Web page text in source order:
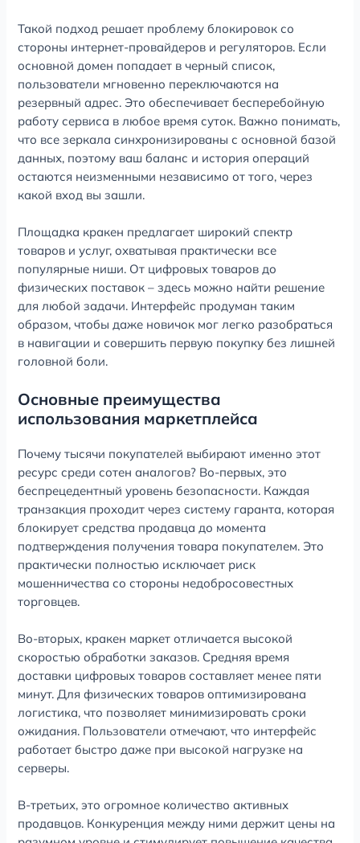
Такой подход решает проблему блокировок со
стороны интернет-провайдеров и регуляторов. Если
основной домен попадает в черный список,
пользователи мгновенно переключаются на
резервный адрес. Это обеспечивает бесперебойную
работу сервиса в любое время суток. Важно понимать,
что все зеркала синхронизированы с основной базой
данных, поэтому ваш баланс и история операций
остаются неизменными независимо от того, через
какой вход вы зашли.
Площадка кракен предлагает широкий спектр
товаров и услуг, охватывая практически все
популярные ниши. От цифровых товаров до
физических поставок – здесь можно найти решение
для любой задачи. Интерфейс продуман таким
образом, чтобы даже новичок мог легко разобраться
в навигации и совершить первую покупку без лишней
головной боли.
Основные преимущества
использования маркетплейса
Почему тысячи покупателей выбирают именно этот
ресурс среди сотен аналогов? Во-первых, это
беспрецедентный уровень безопасности. Каждая
транзакция проходит через систему гаранта, которая
блокирует средства продавца до момента
подтверждения получения товара покупателем. Это
практически полностью исключает риск
мошенничества со стороны недобросовестных
торговцев.
Во-вторых, кракен маркет отличается высокой
скоростью обработки заказов. Средняя время
доставки цифровых товаров составляет менее пяти
минут. Для физических товаров оптимизирована
логистика, что позволяет минимизировать сроки
ожидания. Пользователи отмечают, что интерфейс
работает быстро даже при высокой нагрузке на
серверы.
В-третьих, это огромное количество активных
продавцов. Конкуренция между ними держит цены на